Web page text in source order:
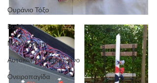
Ουράνιο Τόξο
Βυθός
Μονόγραμμα
Αυτοκίνητο/ Αεροπλάνο
Ονειροπαγίδα